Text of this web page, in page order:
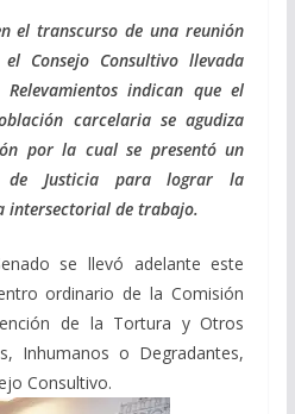
el transcurso de una reunión
Consejo Consultivo llevada
indican que el
carcelaria se agudiza
por la cual se presentó un
Justicia para lograr la
intersectorial de trabajo.
se llevó adelante este
ordinario de la Comisión
de la Tortura y Otros
Inhumanos o Degradantes,
Consultivo.